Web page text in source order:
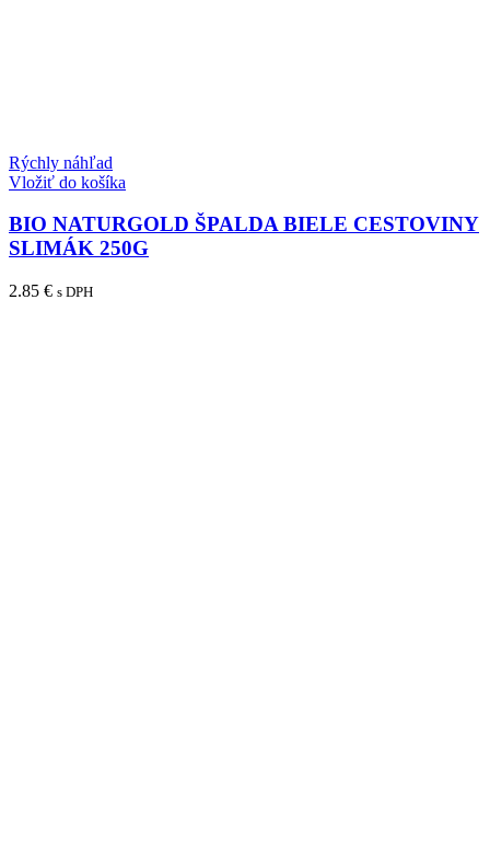
Rýchly náhľad
Vložiť do košíka
BIO NATURGOLD ŠPALDA BIELE CESTOVINY
SLIMÁK 250G
2.85 € s DPH